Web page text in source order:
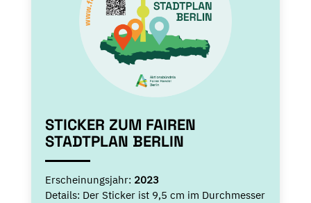
STICKER ZUM FAIREN
STADTPLAN BERLIN
Erscheinungsjahr: 2023
Details: Der Sticker ist 9,5 cm im Durchmesser